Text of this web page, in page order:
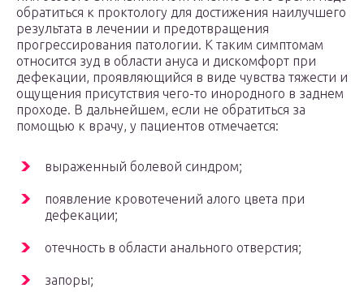
обратиться к проктологу для достижения наилучшего
результата в лечении и предотвращения
прогрессирования патологии. К таким симптомам
относится зуд в области ануса и дискомфорт при
дефекации, проявляющийся в виде чувства тяжести и
ощущения присутствия чего-то инородного в заднем
проходе. В дальнейшем, если не обратиться за
помощью к врачу, у пациентов отмечается:
выраженный болевой синдром;
появление кровотечений алого цвета при
дефекации;
отечность в области анального отверстия;
запоры;